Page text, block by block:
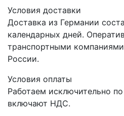
Условия доставки
Доставка из Германии
календарных дней.
транспортными
России.
Условия оплаты
Работаем исключительно
включают НДС.